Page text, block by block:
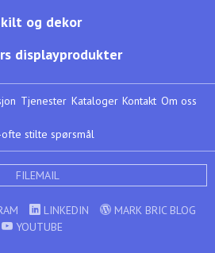
og dekor
displayprodukter
Tjenester Kataloger Kontakt Om oss
ofte stilte spørsmål
FILEMAIL
LINKEDIN
MARK BRIC BLOG
YOUTUBE